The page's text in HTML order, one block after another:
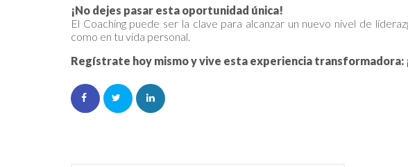
¡No dejes pasar esta oportunidad única!
El Coaching puede ser la clave para alcanzar un nuevo nivel de
como en tu vida personal.
Regístrate hoy mismo y vive esta experiencia transformadora: